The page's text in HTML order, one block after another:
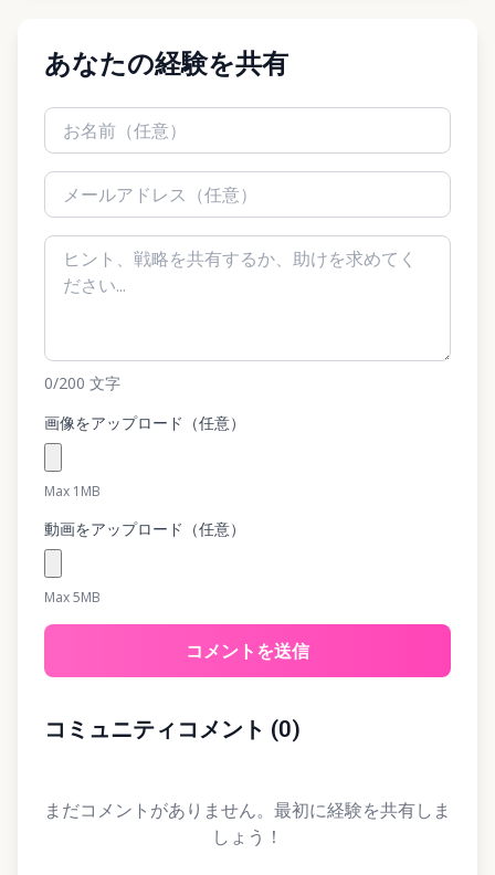
あなたの経験を共有
0/200 文字
画像をアップロード（任意）
Max 1MB
動画をアップロード（任意）
Max 5MB
コメントを送信
コミュニティコメント (0)
まだコメントがありません。最初に経験を共有しま
しょう！